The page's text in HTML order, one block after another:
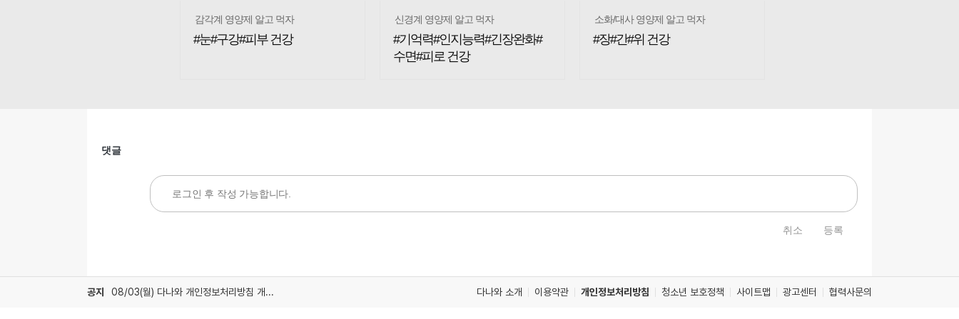
감각계 영양제 알고 먹자
#눈#구강#피부 건강
신경계 영양제 알고 먹자
#기억력#인지능력#긴장완화#
수면#피로 건강
소화/대사 영양제 알고 먹자
#장#간#위 건강
댓글
취소 등록
공지 08/03(월) 다나와 개인정보처리방침 개정 안내 다나와 소개 이용약관 개인정보처리방침 청소년 보호정책 사이트맵 광고센터 협력사문의